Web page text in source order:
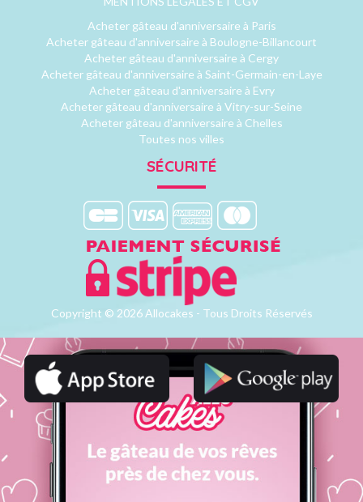
Acheter gâteau d'anniversaire à Paris
Acheter gâteau d'anniversaire à Boulogne-Billancourt
Acheter gâteau d'anniversaire à Cergy
Acheter gâteau d'anniversaire à Saint-Germain-en-Laye
Acheter gâteau d'anniversaire à Evry
Acheter gâteau d'anniversaire à Vitry-sur-Seine
Acheter gâteau d'anniversaire à Chelles
Toutes nos villes
SÉCURITÉ
Copyright © 2026 Allocakes - Tous Droits Réservés